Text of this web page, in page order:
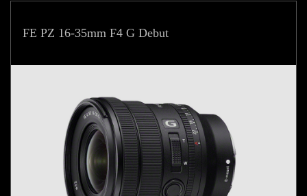
FE PZ 16-35mm F4 G Debut